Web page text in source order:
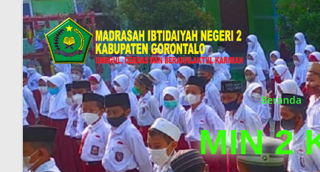
Beranda
MIN 2